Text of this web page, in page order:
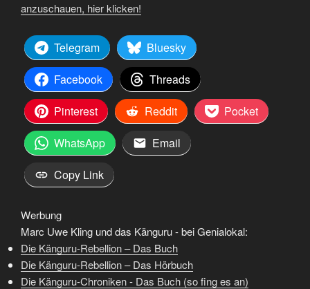
anzuschauen, hier klicken!
Telegram
Bluesky
Facebook
Threads
Pinterest
Reddit
Pocket
WhatsApp
Email
Copy Link
Werbung
Marc Uwe Kling und das Känguru - bei Genialokal:
Die Känguru-Rebellion – Das Buch
Die Känguru-Rebellion – Das Hörbuch
Die Känguru-Chroniken - Das Buch (so fing es an)